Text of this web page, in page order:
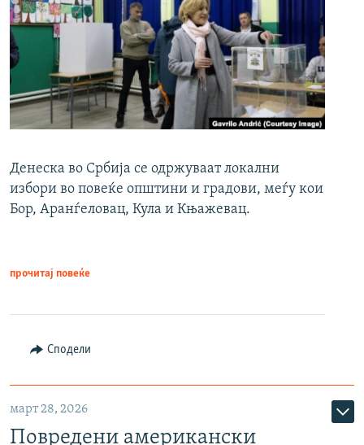
Денеска во Србија се одржуваат локални
избори во повеќе општини и градови, меѓу кои
Бор, Аранѓеловац, Кула и Књажевац.
прочитај повеќе
Сподели
март 28, 2026
Повредени американски